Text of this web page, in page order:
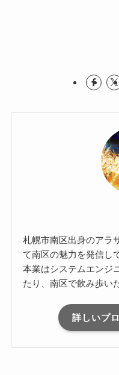
札幌市南区出身のアラ
て南区の魅力を発信し
本業はシステムエンジ
たり、南区で飲み歩い
詳しいプ